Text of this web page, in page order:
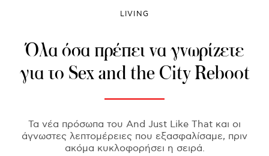
LIVING
Όλα όσα πρέπει να γνωρίζετε
για το Sex and the City Reboot
Τα νέα πρόσωπα του And Just Like That και οι
άγνωστες λεπτομέρειες που εξασφαλίσαμε, πριν
ακόμα κυκλοφορήσει η σειρά.